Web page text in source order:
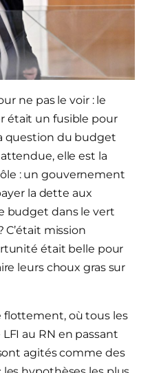
ne pas le voir : le
était un fusible pour
question du budget
elle est la
: un gouvernement
la dette aux
budget dans le vert
C’était mission
était belle pour
leurs choux gras sur
flottement, où tous les
au RN en passant
agités comme des